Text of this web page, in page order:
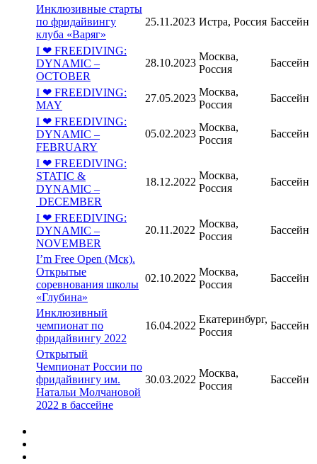
Инклюзивные старты
по фридайвингу
клуба «Варяг»
25.11.2023 Истра, Россия Бассейн
I ❤ FREEDIVING:
DYNAMIC –
OCTOBER
28.10.2023
Москва,
Россия
Бассейн
I ❤ FREEDIVING:
MAY
27.05.2023
Москва,
Россия
Бассейн
I ❤ FREEDIVING:
DYNAMIC –
FEBRUARY
05.02.2023
Москва,
Россия
Бассейн
I ❤ FREEDIVING:
STATIC &
DYNAMIC –
DECEMBER
18.12.2022
Москва,
Россия
Бассейн
I ❤ FREEDIVING:
DYNAMIC –
NOVEMBER
20.11.2022
Москва,
Россия
Бассейн
I’m Free Open (Мск).
Открытые
соревнования школы
«Глубина»
02.10.2022
Москва,
Россия
Бассейн
Инклюзивный
чемпионат по
фридайвингу 2022
16.04.2022
Екатеринбург,
Россия
Бассейн
Открытый
Чемпионат России по
фридайвингу им.
Натальи Молчановой
2022 в бассейне
30.03.2022
Москва,
Россия
Бассейн